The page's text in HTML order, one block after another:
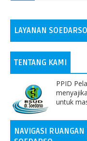
LAYANAN
TENTANG KAMI
PPID
untuk
NAVIGASI